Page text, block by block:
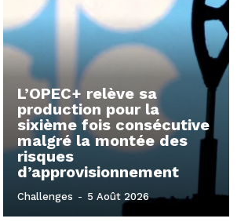
L’OPEC+ relève sa
production pour la
sixième fois consécutive
malgré la montée des
risques
d’approvisionnement
Challenges - 5 Août 2026